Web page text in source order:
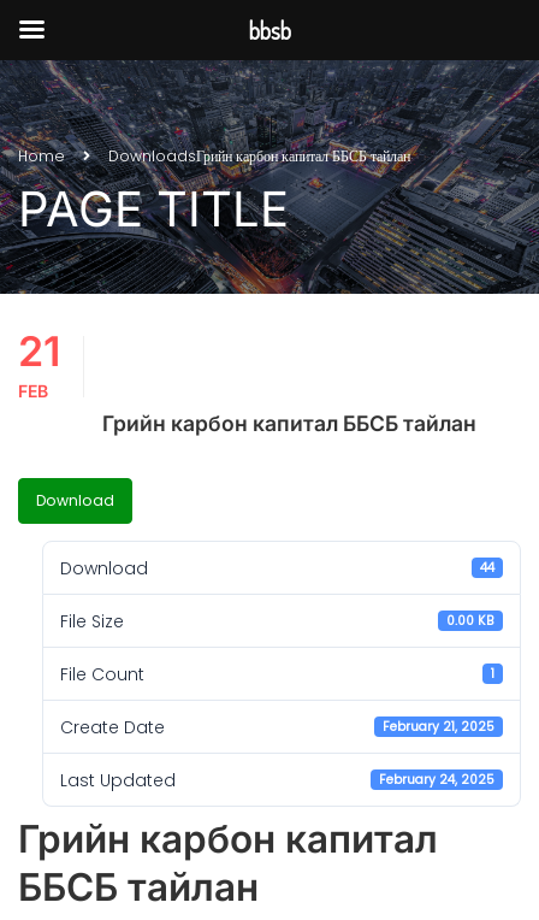
Home DownloadsГрийн карбон капитал ББСБ тайлан
PAGE TITLE
21
FEB
Грийн карбон капитал ББСБ тайлан
Download
Download 44
File Size 0.00 KB
File Count 1
Create Date February 21, 2025
Last Updated February 24, 2025
Грийн карбон капитал
ББСБ тайлан
bbsb